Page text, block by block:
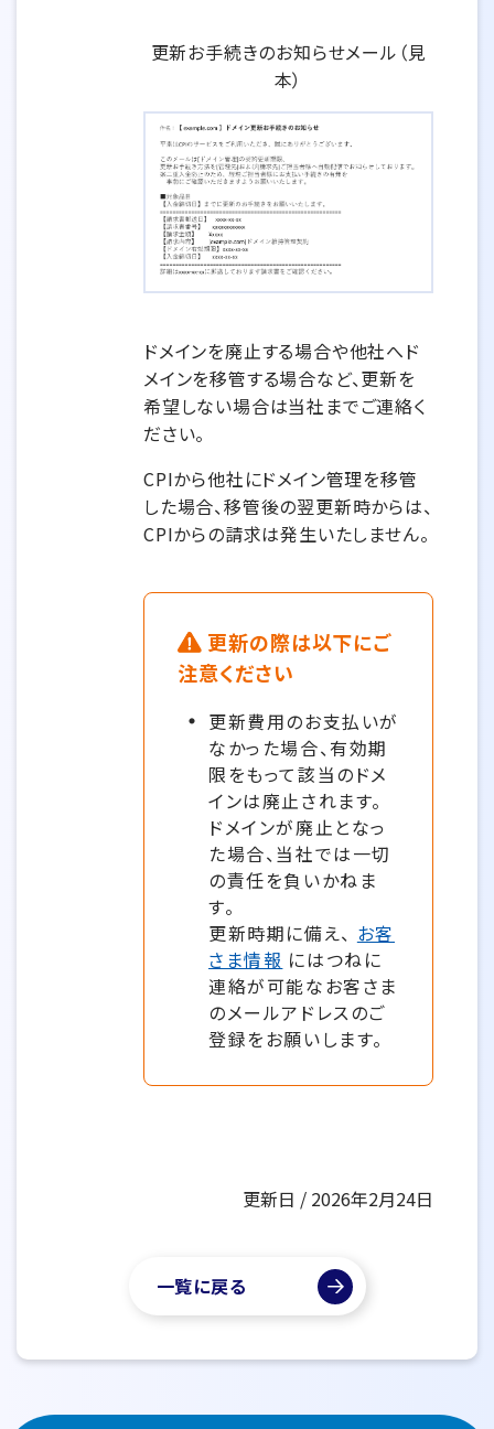
更新お手続きのお知らせメール（見
本）
ドメインを廃止する場合や他社へド
メインを移管する場合など、更新を
希望しない場合は当社までご連絡く
ださい。
CPIから他社にドメイン管理を移管
した場合、移管後の翌更新時からは、
CPIからの請求は発生いたしません。
更新の際は以下にご
注意ください
更新費用のお支払いが
なかった場合、有効期
限をもって該当のドメ
インは廃止されます。
ドメインが廃止となっ
た場合、当社では一切
の責任を負いかねま
す。
更新時期に備え、 お客
さま情報 にはつねに
連絡が可能なお客さま
のメールアドレスのご
登録をお願いします。
更新日 / 2026年2月24日
一覧に戻る